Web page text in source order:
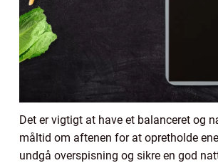
Det er vigtigt at have et balanceret og
måltid om aftenen for at opretholde
undgå overspisning og sikre en god